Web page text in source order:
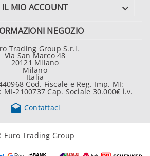
IL MIO ACCOUNT 
NEGOZIO
Trading Group S.r.l.
Via San Marco 48
20121 Milano
Milano
Italia
Cod. Fiscale e Reg. Imp. MI:
MI-2100737 Cap. Sociale 30.000€ i.v.
 Contattaci
Euro Trading Group